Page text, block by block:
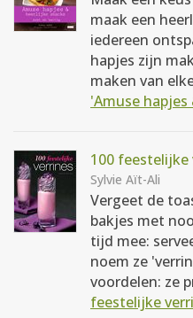
maak een
iedereen
hapjes zijn
maken van
'Amuse
100 feestelijke
Sylvie Aït-Ali
Vergeet de
bakjes met
tijd mee:
noem ze
voordelen: ze
feestelijke